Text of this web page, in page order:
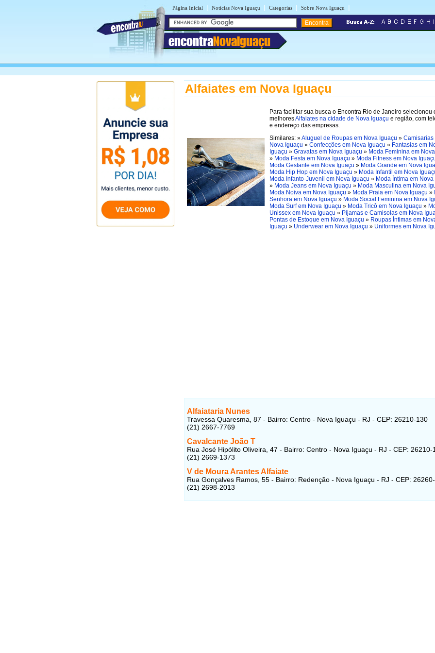
Página Inicial | Notícias Nova Iguaçu | Categorias | Sobre Nova Iguaçu |
encontraNovaIguaçu
Alfaiates em Nova Iguaçu
Para facilitar sua busca o Encontra Rio de Janeiro selecionou
melhoresAlfaiates na cidade de Nova Iguaçu e região, com
e endereço das empresas.
Similares: »Aluguel de Roupas em Nova Iguaçu » Camisarias
Nova Iguaçu » Confecções em Nova Iguaçu » Fantasias em
Iguaçu » Gravatas em Nova Iguaçu » Moda Feminina em
» Moda Festa em Nova Iguaçu » Moda Fitness em Nova
Moda Gestante em Nova Iguaçu » Moda Grande em Nova
Moda Hip Hop em Nova Iguaçu » Moda Infantil em Nova
Moda Infanto-Juvenil em Nova Iguaçu » Moda Íntima em Nova
» Moda Jeans em Nova Iguaçu » Moda Masculina em Nova
Moda Noiva em Nova Iguaçu » Moda Praia em Nova Iguaçu »
Senhora em Nova Iguaçu » Moda Social Feminina em Nova
Moda Surf em Nova Iguaçu » Moda Tricô em Nova Iguaçu »
Unissex em Nova Iguaçu » Pijamas e Camisolas em Nova
Pontas de Estoque em Nova Iguaçu » Roupas Íntimas em
Iguaçu » Underwear em Nova Iguaçu » Uniformes em Nova
Alfaiataria Nunes
Travessa Quaresma, 87 - Bairro: Centro - Nova Iguaçu - RJ - CEP: 26210-130
(21) 2667-7769
Cavalcante João T
Rua José Hipólito Oliveira, 47 - Bairro: Centro - Nova Iguaçu - RJ - CEP: 26210-
(21) 2669-1373
V de Moura Arantes Alfaiate
Rua Gonçalves Ramos, 55 - Bairro: Redenção - Nova Iguaçu - RJ - CEP:
(21) 2698-2013